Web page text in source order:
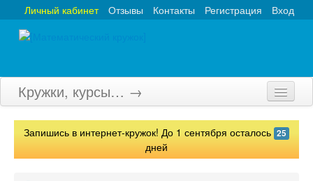
Вход
Регистрация
Контакты
Отзывы
Личный кабинет
Кружки, курсы… →
Главная
Запишись в интернет-кружок! До 1 сентября осталось 25
дней